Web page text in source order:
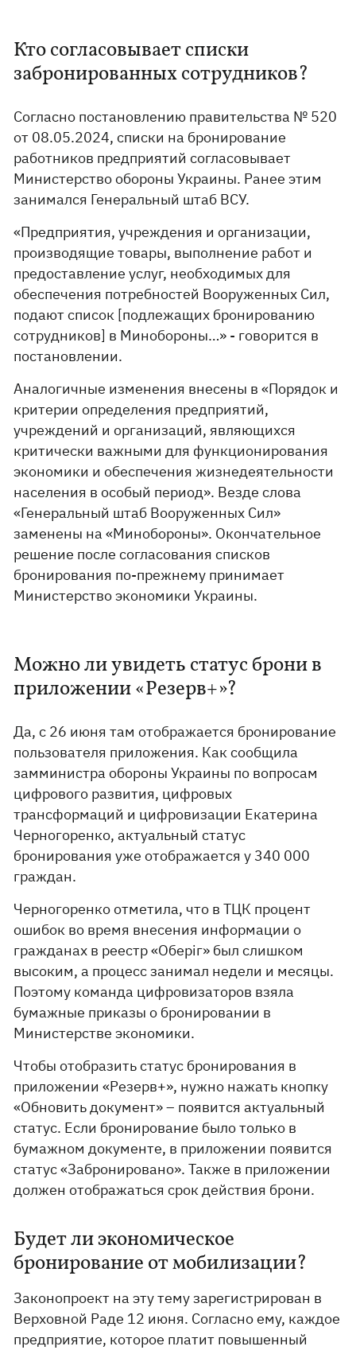
Кто согласовывает списки
забронированных сотрудников?
Согласно постановлению правительства № 520
от 08.05.2024, списки на бронирование
работников предприятий согласовывает
Министерство обороны Украины. Ранее этим
занимался Генеральный штаб ВСУ.
«Предприятия, учреждения и организации,
производящие товары, выполнение работ и
предоставление услуг, необходимых для
обеспечения потребностей Вооруженных Сил,
подают список [подлежащих бронированию
сотрудников] в Минобороны…» - говорится в
постановлении.
Аналогичные изменения внесены в «Порядок и
критерии определения предприятий,
учреждений и организаций, являющихся
критически важными для функционирования
экономики и обеспечения жизнедеятельности
населения в особый период». Везде слова
«Генеральный штаб Вооруженных Сил»
заменены на «Минобороны». Окончательное
решение после согласования списков
бронирования по-прежнему принимает
Министерство экономики Украины.
Можно ли увидеть статус брони в
приложении «Резерв+»?
Да, с 26 июня там отображается бронирование
пользователя приложения. Как сообщила
замминистра обороны Украины по вопросам
цифрового развития, цифровых
трансформаций и цифровизации Екатерина
Черногоренко, актуальный статус
бронирования уже отображается у 340 000
граждан.
Черногоренко отметила, что в ТЦК процент
ошибок во время внесения информации о
гражданах в реестр «Оберіг» был слишком
высоким, а процесс занимал недели и месяцы.
Поэтому команда цифровизаторов взяла
бумажные приказы о бронировании в
Министерстве экономики.
Чтобы отобразить статус бронирования в
приложении «Резерв+», нужно нажать кнопку
«Обновить документ» – появится актуальный
статус. Если бронирование было только в
бумажном документе, в приложении появится
статус «Забронировано». Также в приложении
должен отображаться срок действия брони.
Будет ли экономическое
бронирование от мобилизации?
Законопроект на эту тему зарегистрирован в
Верховной Раде 12 июня. Согласно ему, каждое
предприятие, которое платит повышенный